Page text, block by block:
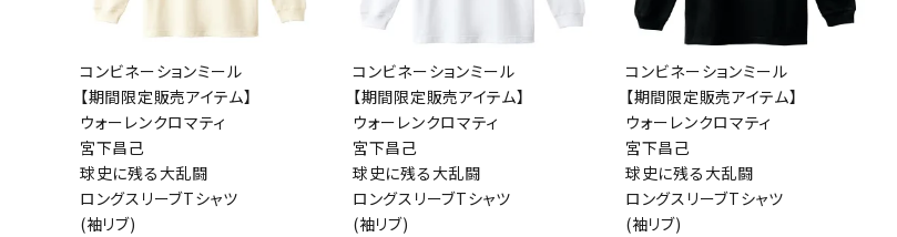
コンビネーションミール
【期間限定販売アイテム】
ウォーレンクロマティ
宮下昌己
球史に残る大乱闘
ロングスリーブTシャツ
(袖リブ)
コンビネーションミール
【期間限定販売アイテム】
ウォーレンクロマティ
宮下昌己
球史に残る大乱闘
ロングスリーブTシャツ
(袖リブ)
コンビネーションミール
【期間限定販売アイテム】
ウォーレンクロマティ
宮下昌己
球史に残る大乱闘
ロングスリーブTシャツ
(袖リブ)